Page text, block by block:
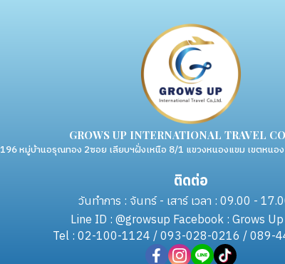
GROWS UP INTERNATIONAL TRAVEL
หมู่บ้านอรุณทอง 2ซอย เลียบฯฝั่งเหนือ 8/1 แขวงหนองแขม เขตหนอ
ติดต่อ
วันทำการ : จันทร์ - เสาร์ เวลา : 09.00 -
Line ID : @growsup Facebook : Grows
Tel : 02-100-1124 / 093-028-0216 / 089-